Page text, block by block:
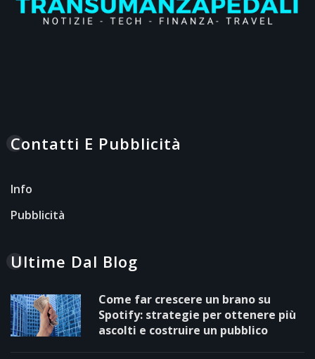
Contatti E Pubblicità
Info
Pubblicità
Ultime Dal Blog
Come far crescere un brano su
Spotify: strategie per ottenere più
ascolti e costruire un pubblico